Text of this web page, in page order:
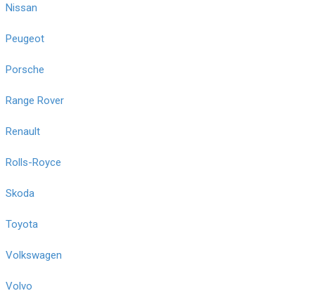
Nissan
Peugeot
Porsche
Range Rover
Renault
Rolls-Royce
Skoda
Toyota
Volkswagen
Volvo